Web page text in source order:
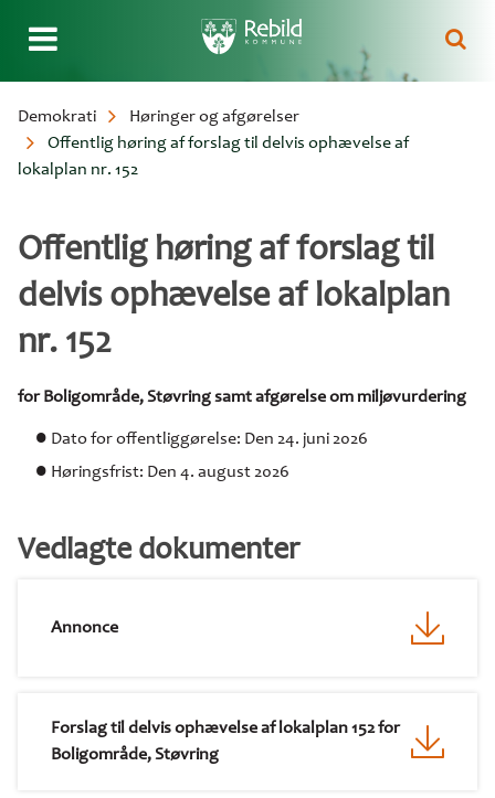
hovedindhold
Brødkrumme
Demokrati
Høringer og afgørelser
Offentlig høring af forslag til delvis ophævelse af
lokalplan nr. 152
Offentlig høring af forslag til
delvis ophævelse af lokalplan
nr. 152
for Boligområde, Støvring samt afgørelse om miljøvurdering
Dato for offentliggørelse: Den 24. juni 2026
Høringsfrist: Den 4. august 2026
Vedlagte dokumenter
Annonce
Forslag til delvis ophævelse af lokalplan 152 for
Boligområde, Støvring